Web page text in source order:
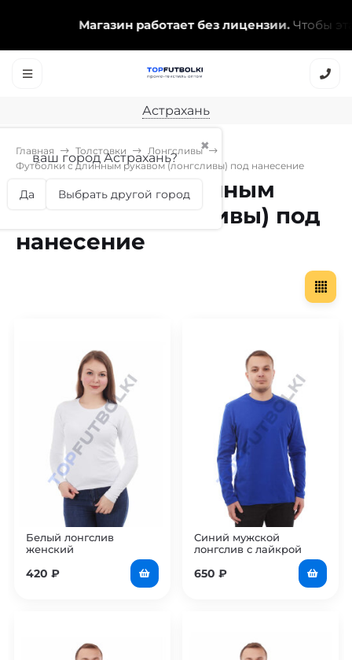
Магазин работает без лицензии.Чтобы эта
Астрахань
✖
ваш город Астрахань?
Да Выбрать другой город
Главная Толстовки
Лонгсливы
Футболки с длинным рукавом (лонгсливы) под нанесение
Футболки с длинным
рукавом (лонгсливы) под
нанесение
Белый лонгслив
женский
420 ₽
Синий мужской
лонгслив с лайкрой
650 ₽